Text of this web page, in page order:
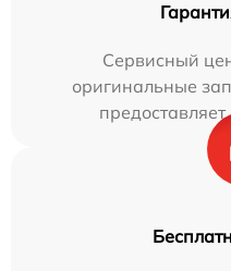
Сервисный
оригинальные